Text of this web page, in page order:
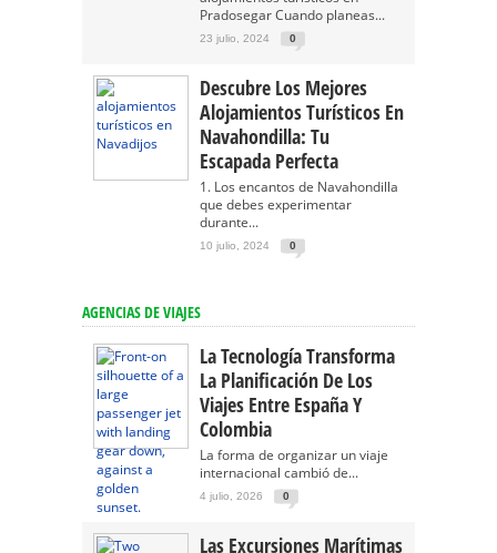
Pradosegar Cuando planeas...
23 julio, 2024 0
Descubre Los Mejores
Alojamientos Turísticos En
Navahondilla: Tu
Escapada Perfecta
1. Los encantos de Navahondilla
que debes experimentar
durante...
10 julio, 2024 0
AGENCIAS DE VIAJES
La Tecnología Transforma
La Planificación De Los
Viajes Entre España Y
Colombia
La forma de organizar un viaje
internacional cambió de...
4 julio, 2026 0
Las Excursiones Marítimas